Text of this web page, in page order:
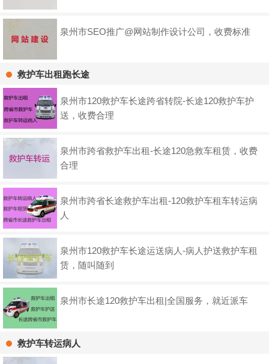
泉州市SEO推广@网站制作设计公司，收费标准
救护车出租跑长途
泉州市120救护车长途跨省转院-长途120救护车护
送，收费合理
泉州市跨省救护车出租-长途120急救车租赁，收费
合理
泉州市跨省长途救护车出租-120救护车租车转运病
人
泉州市120救护车长途运送病人-病人护送救护车租
赁，随叫随到
泉州市长途120救护车出租|全国服务，就近派车
救护车转运病人